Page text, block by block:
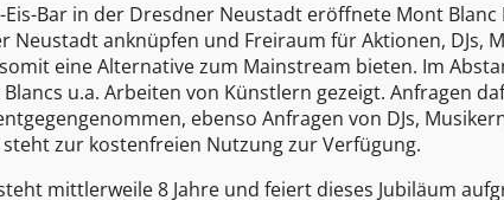
Bar in der Dresdner Neustadt eröffnete Mont Blanc
anknüpfen und Freiraum für Aktionen, DJs,
eine Alternative zum Mainstream bieten. Im
u.a. Arbeiten von Künstlern gezeigt. Anfragen
ebenso Anfragen von DJs,
zur kostenfreien Nutzung zur Verfügung.
mittlerweile 8 Jahre und feiert dieses Jubiläum